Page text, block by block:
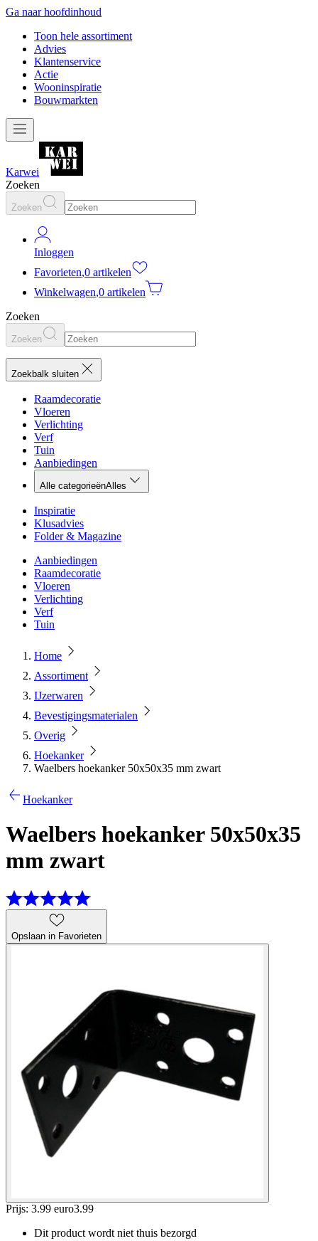
Ga naar hoofdinhoud
Toon hele assortiment
Advies
Klantenservice
Actie
Wooninspiratie
Bouwmarkten
Karwei
Zoeken
Zoeken
Inloggen
Favorieten,0 artikelen
Winkelwagen,0 artikelen
Zoeken
Zoeken
Zoekbalk sluiten
Raamdecoratie
Vloeren
Verlichting
Verf
Tuin
Aanbiedingen
Alle categorieënAlles
Inspiratie
Klusadvies
Folder & Magazine
Aanbiedingen
Raamdecoratie
Vloeren
Verlichting
Verf
Tuin
Home
Assortiment
IJzerwaren
Bevestigingsmaterialen
Overig
Hoekanker
Waelbers hoekanker 50x50x35 mm zwart
Hoekanker
Waelbers hoekanker 50x50x35
mm zwart
Opslaan in Favorieten
Prijs: 3.99 euro3.99
Dit product wordt niet thuis bezorgd